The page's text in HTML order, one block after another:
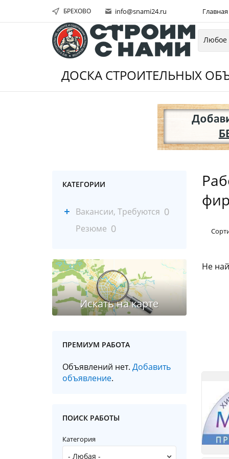
БРЕХОВО info@snami24.ru Главная
ДОСКА СТРОИТЕЛЬНЫХ
КАТЕГОРИИ
Вакансии, Требуются 0
Резюме 0
ПРЕМИУМ РАБОТА
Объявлений нет. Добавить
объявление.
ПОИСК РАБОТЫ
Категория
Не